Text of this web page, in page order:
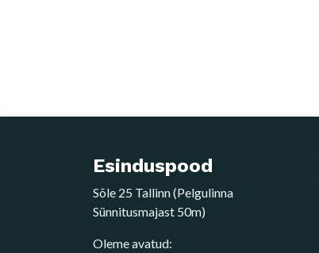
Esinduspood
Sõle 25 Tallinn (Pelgulinna
Sünnitusmajast 50m)
Oleme avatud: